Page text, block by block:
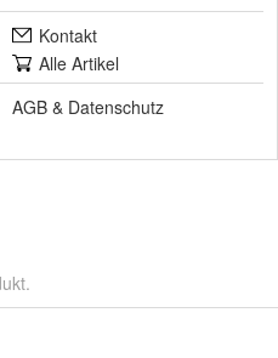
Kontakt
Alle Artikel
AGB & Datenschutz